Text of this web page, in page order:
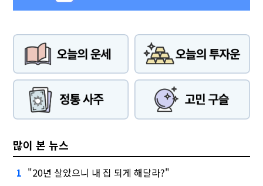
많이 본 뉴스
1 "20년 살았으니 내 집 되게 해달라?"